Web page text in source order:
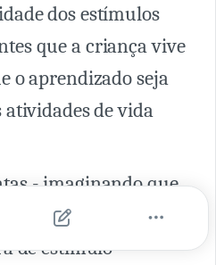
dos estímulos
que a criança vive
o aprendizado seja
de vida
- imaginando que
faça terapias todos
de estímulo